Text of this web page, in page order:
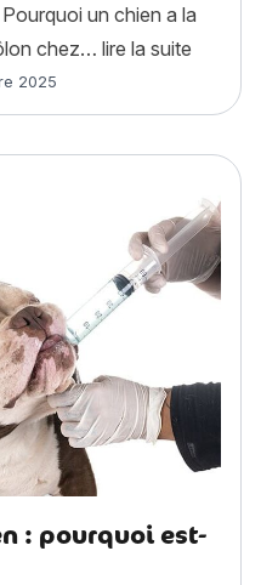
un chien a la
chez… lire la suite
2025
: pourquoi est-